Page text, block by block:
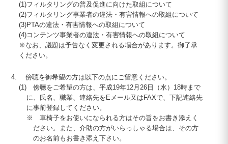
(1)フィルタリングの普及促進に向けた取組について
(2)フィルタリング事業者の違法・有害情報への取組について
(3)PTAの違法・有害情報への取組について
(4)コンテンツ事業者の違法・有害情報への取組について
※なお、議題は予告なく変更される場合があります。御了承
ください。
傍聴を御希望の方は以下の点にご留意ください。
(1)傍聴をご希望の方は、平成19年12月 26日（水） 18時まで
に、氏名、職業、連絡先をEメール又は FAXで、下記連絡先
に事前登録してください。
※
車椅子をお使いになられる方はその旨をお書き添えく
ださい。また、介助の方がいらっしゃる場合は、その方
のお名前もお書き添え下さい。